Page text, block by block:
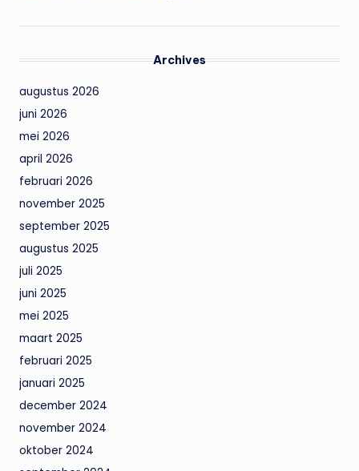
Archives
augustus 2026
juni 2026
mei 2026
april 2026
februari 2026
november 2025
september 2025
augustus 2025
juli 2025
juni 2025
mei 2025
maart 2025
februari 2025
januari 2025
december 2024
november 2024
oktober 2024